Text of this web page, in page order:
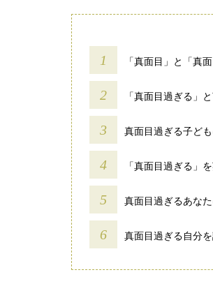
「真面目」と「真
「真面目過ぎる」
真面目過ぎる子ど
「真面目過ぎる」
真面目過ぎるあな
真面目過ぎる自分